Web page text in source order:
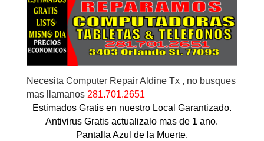
Necesita Computer Repair Aldine Tx , no busques
mas llamanos 281.701.2651
Estimados Gratis en nuestro Local Garantizado.
Antivirus Gratis actualizalo mas de 1 ano.
Pantalla Azul de la Muerte.